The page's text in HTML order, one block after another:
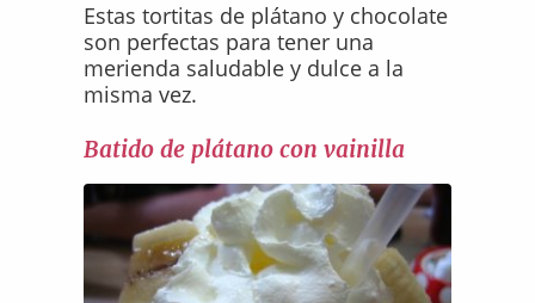
Estas tortitas de plátano y chocolate
son perfectas para tener una
merienda saludable y dulce a la
misma vez.
Batido de plátano con vainilla